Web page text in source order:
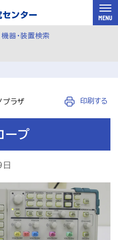
MENU
案内 メルマガ登録
お問い合わせ
機器・装置検索
プラザ 印刷する
ープ